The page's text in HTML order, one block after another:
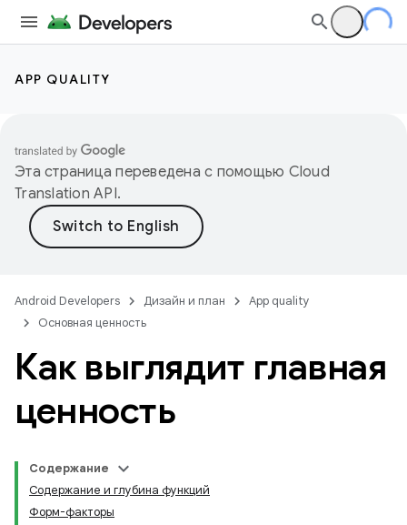
APP QUALITY
Эта страница переведена с помощью Cloud
Translation API.
Android Developers Дизайн и план
App quality
Основная ценность
Как выглядит главная
ценность
Содержание
Содержание и глубина функций
Форм-факторы